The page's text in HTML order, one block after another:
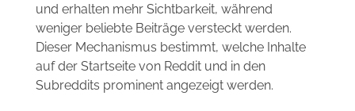
und erhalten mehr Sichtbarkeit, während
weniger beliebte Beiträge versteckt werden.
Dieser Mechanismus bestimmt, welche Inhalte
auf der Startseite von Reddit und in den
Subreddits prominent angezeigt werden.